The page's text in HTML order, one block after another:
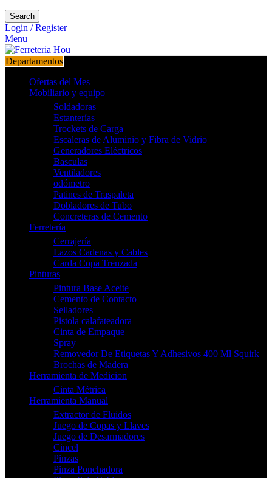
Search
Login / Register
Menu
Departamentos
Ofertas del Mes
Mobiliario y equipo
Soldadoras
Estanterías
Trockets de Carga
Escaleras de Aluminio y Fibra de Vidrio
Generadores Eléctricos
Basculas
Ventiladores
odómetro
Patines de Traspaleta
Dobladores de Tubo
Concreteras de Cemento
Ferretería
Cerrajería
Lazos Cadenas y Cables
Carda Copa Trenzada
Pinturas
Pintura Base Aceite
Cemento de Contacto
Selladores
Pistola calafateadora
Cinta de Empaque
Spray
Removedor De Etiquetas Y Adhesivos 400 Ml Squirk
Brochas de Madera
Herramienta de Medicion
Cinta Métrica
Herramienta Manual
Extractor de Fluidos
Juego de Copas y Llaves
Juego de Desarmadores
Cincel
Pinzas
Pinza Ponchadora